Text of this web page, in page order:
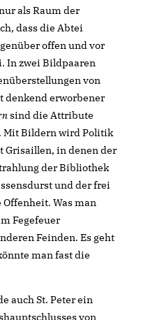
als Raum der
dass die Abtei
offen und vor
In zwei Bildpaaren
von
denkend erworbener
sind die Attribute
Mit Bildern wird Politik
Grisaillen, in denen der
der Bibliothek
und der frei
Was man
Fegefeuer
Feinden. Es geht
man fast die
auch St. Peter ein
von